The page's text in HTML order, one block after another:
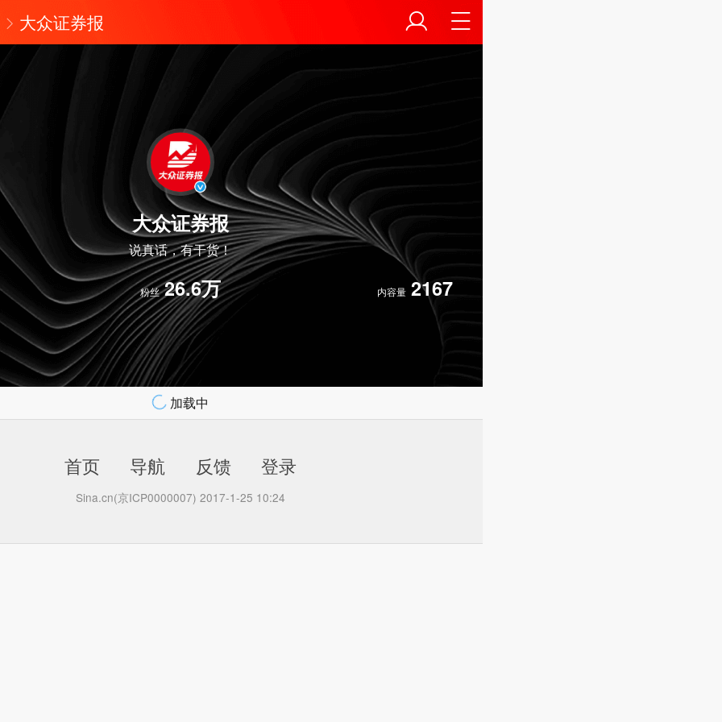
大众证券报
大众证券报
说真话，有干货！
粉丝 26.6万 内容量 2167
加载中
首页 导航 反馈 登录
Sina.cn(京ICP0000007) 2017-1-25 10:24